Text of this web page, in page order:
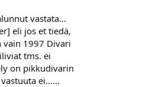
vastata...
eli jos et tiedä,
vain 1997 Divari
tms. ei
on pikkudivarin
ei......